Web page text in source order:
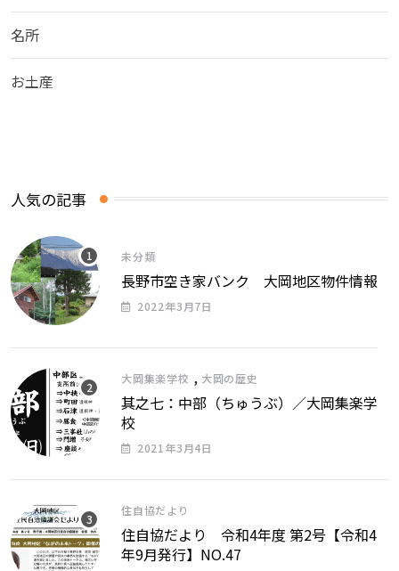
名所
お土産
人気の記事
未分類
長野市空き家バンク 大岡地区物件情報
2022年3月7日
大岡集楽学校 , 大岡の歴史
其之七：中部（ちゅうぶ）／大岡集楽学
校
2021年3月4日
住自協だより
住自協だより 令和4年度 第2号【令和4
年9月発行】NO.47